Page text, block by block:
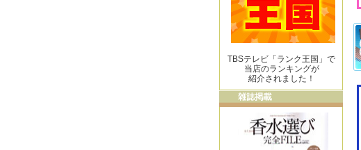
TBSテレビ「ランク王国」で
当店のランキングが
紹介されました！